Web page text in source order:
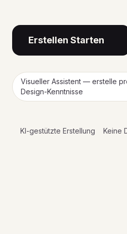
Erstellen Starten
Visueller Assistent — erstelle
Design-Kenntnisse
KI-gestützte Erstellung Keine